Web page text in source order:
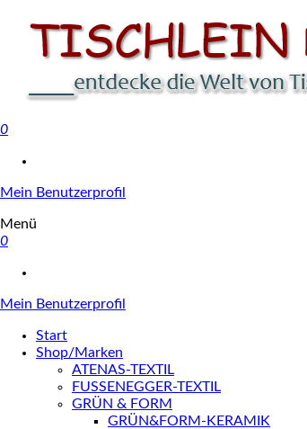
0
Mein Benutzerprofil
Menü
0
Mein Benutzerprofil
Start
Shop/Marken
ATENAS-TEXTIL
FUSSENEGGER-TEXTIL
GRÜN & FORM
GRÜN&FORM-KERAMIK